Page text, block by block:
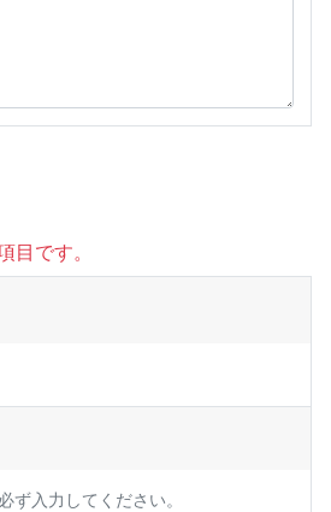
目です。
ず入力してください。